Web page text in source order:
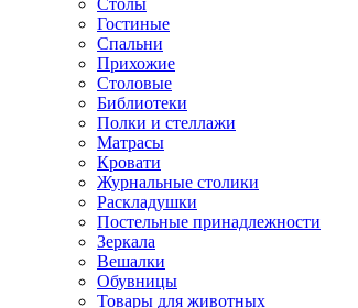
Столы
Гостиные
Спальни
Прихожие
Столовые
Библиотеки
Полки и стеллажи
Матрасы
Кровати
Журнальные столики
Раскладушки
Постельные принадлежности
Зеркала
Вешалки
Обувницы
Товары для животных